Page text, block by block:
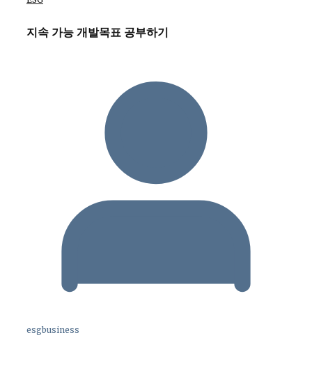
지속 가능 개발목표 공부하기
esgbusiness